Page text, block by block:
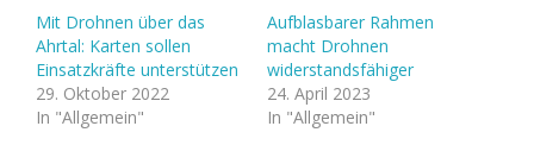
Mit Drohnen über das
Ahrtal: Karten sollen
Einsatzkräfte unterstützen
29. Oktober 2022
In "Allgemein"
Aufblasbarer Rahmen
macht Drohnen
widerstandsfähiger
24. April 2023
In "Allgemein"